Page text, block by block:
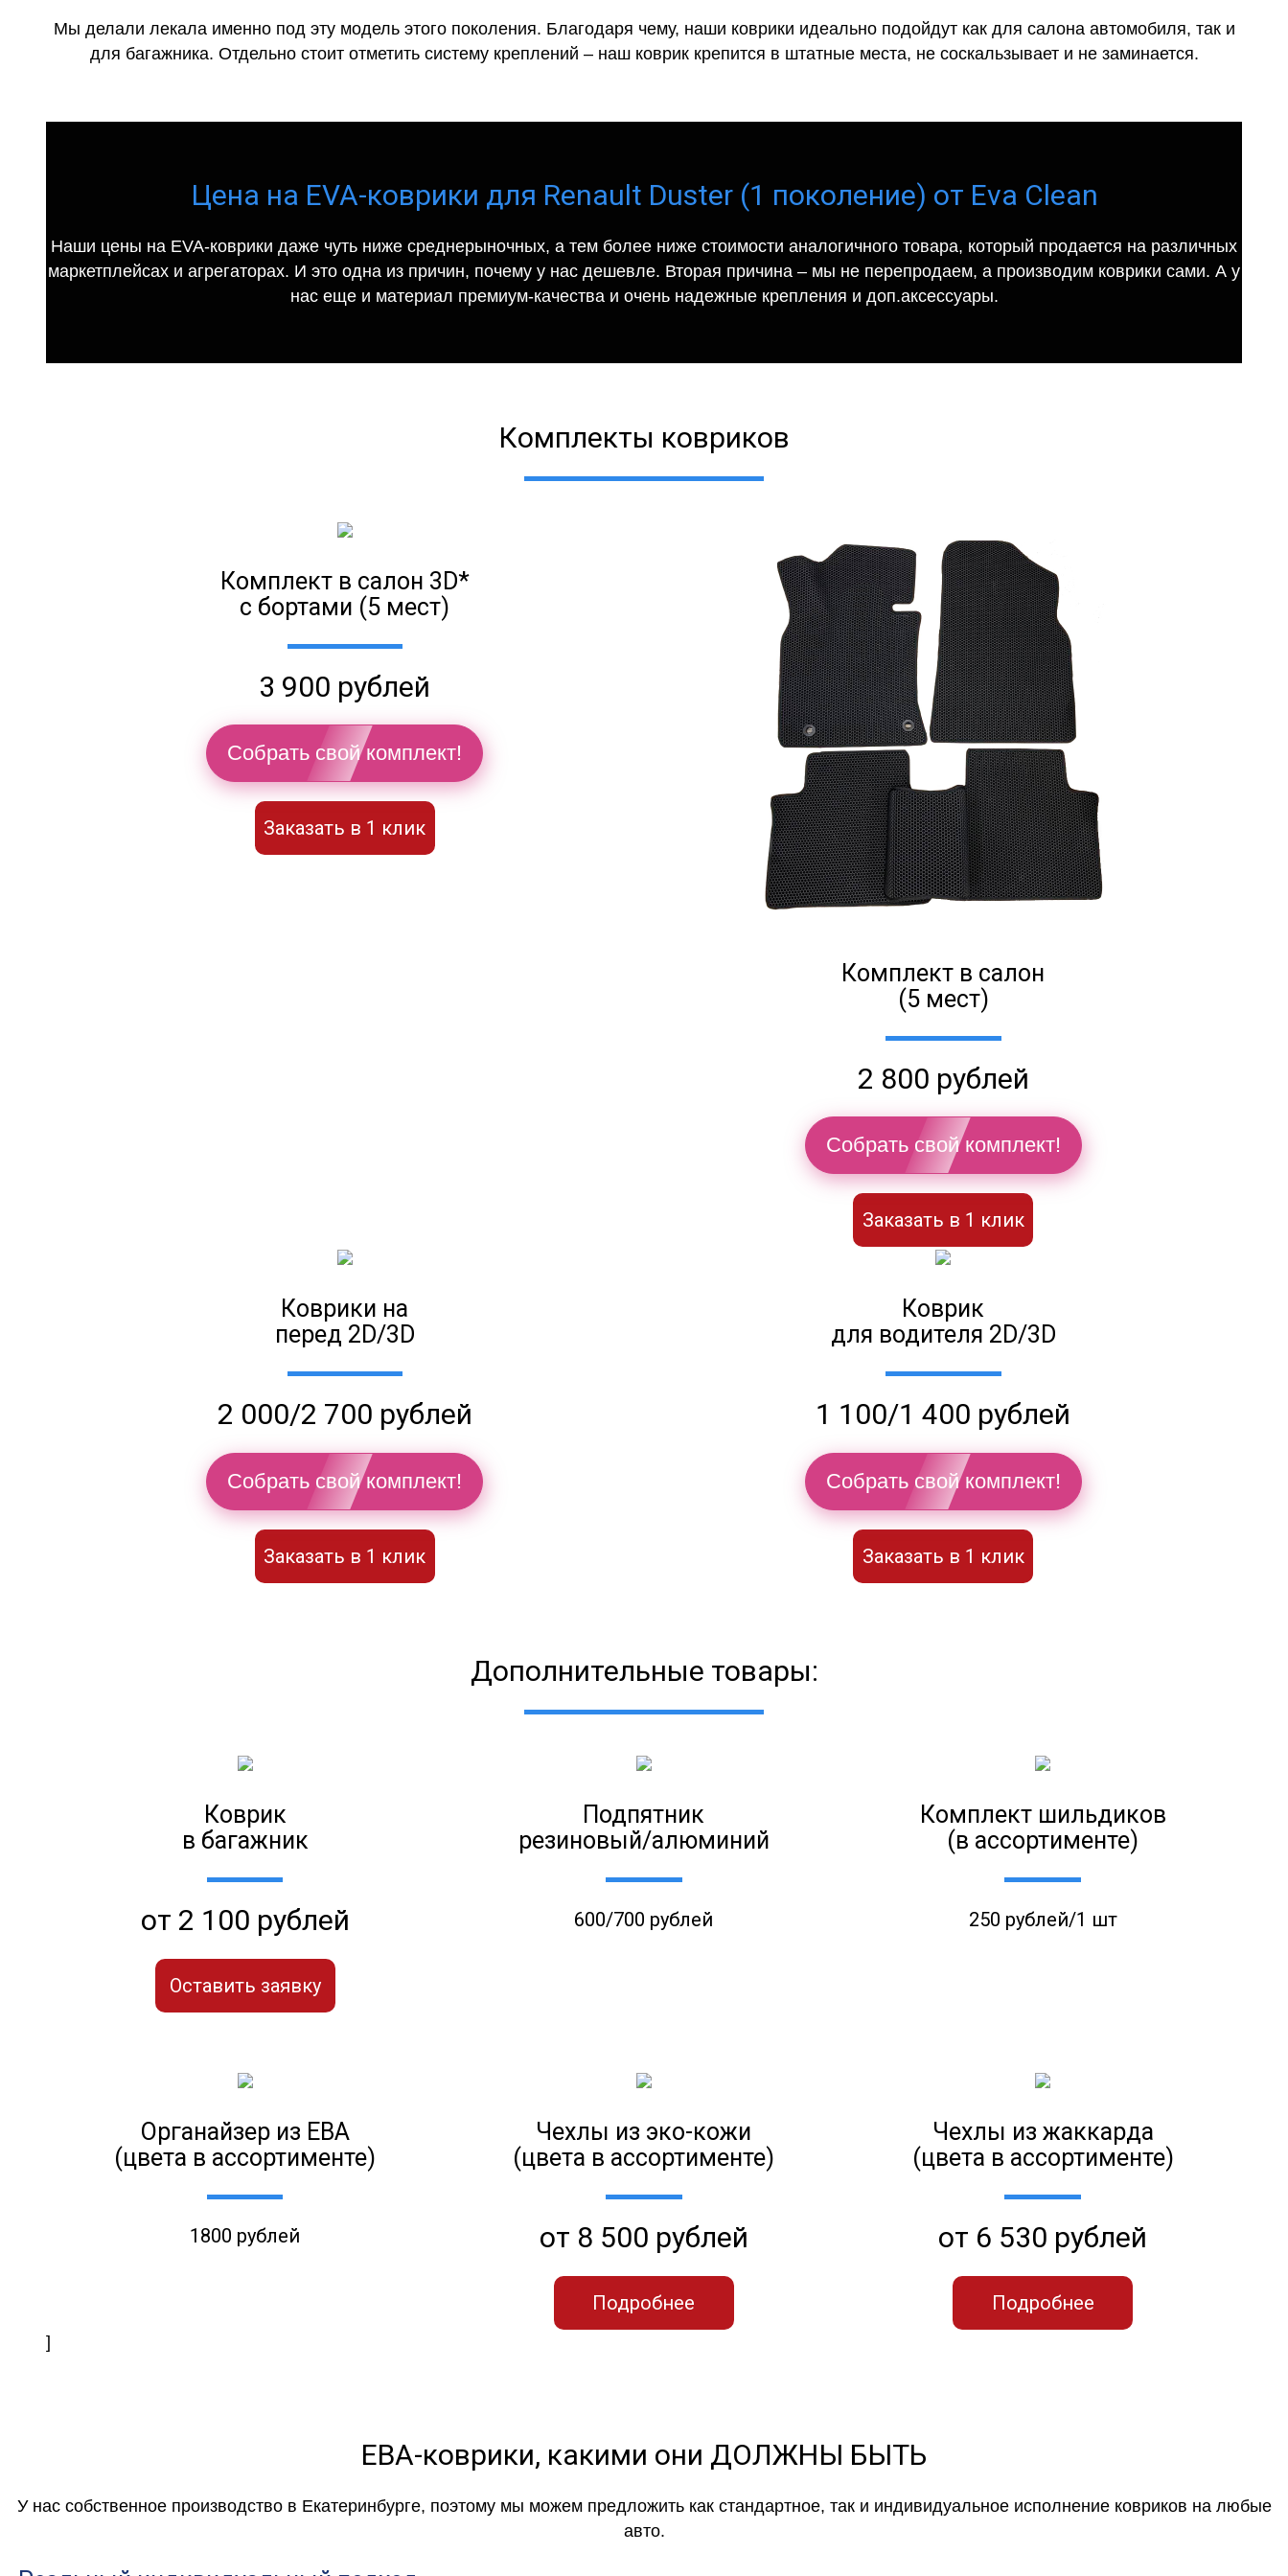
Мы делали лекала именно под эту модель этого поколения. Благодаря чему, наши коврики идеально подойдут как для салона автомобиля, так и
для багажника. Отдельно стоит отметить систему креплений – наш коврик крепится в штатные места, не соскальзывает и не заминается.
Цена на EVA-коврики для Renault Duster (1 поколение) от Eva Clean
Наши цены на EVA-коврики даже чуть ниже среднерыночных, а тем более ниже стоимости аналогичного товара, который продается на различных
маркетплейсах и агрегаторах. И это одна из причин, почему у нас дешевле. Вторая причина – мы не перепродаем, а производим коврики сами. А у
нас еще и материал премиум-качества и очень надежные крепления и доп.аксессуары.
Комплекты ковриков
Комплект в салон 3D*
с бортами (5 мест)
3 900 рублей
Собрать свой комплект!
Заказать в 1 клик
Комплект в салон
(5 мест)
2 800 рублей
Собрать свой комплект!
Заказать в 1 клик
Коврики на
перед 2D/3D
2 000/2 700 рублей
Собрать свой комплект!
Заказать в 1 клик
Коврик
для водителя 2D/3D
1 100/1 400 рублей
Собрать свой комплект!
Заказать в 1 клик
Дополнительные товары:
Коврик
в багажник
от 2 100 рублей
Оставить заявку
Подпятник
резиновый/алюминий
600/700 рублей
Комплект шильдиков
(в ассортименте)
250 рублей/1 шт
Органайзер из ЕВА
(цвета в ассортименте)
1800 рублей
Чехлы из эко-кожи
(цвета в ассортименте)
от 8 500 рублей
Подробнее
Чехлы из жаккарда
(цвета в ассортименте)
от 6 530 рублей
Подробнее
]
ЕВА-коврики, какими они ДОЛЖНЫ БЫТЬ
У нас собственное производство в Екатеринбурге, поэтому мы можем предложить как стандартное, так и индивидуальное исполнение ковриков на любые
авто.